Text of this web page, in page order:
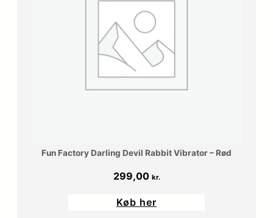
Fun Factory Darling Devil Rabbit Vibrator – Rød
299,00 kr.
Køb her